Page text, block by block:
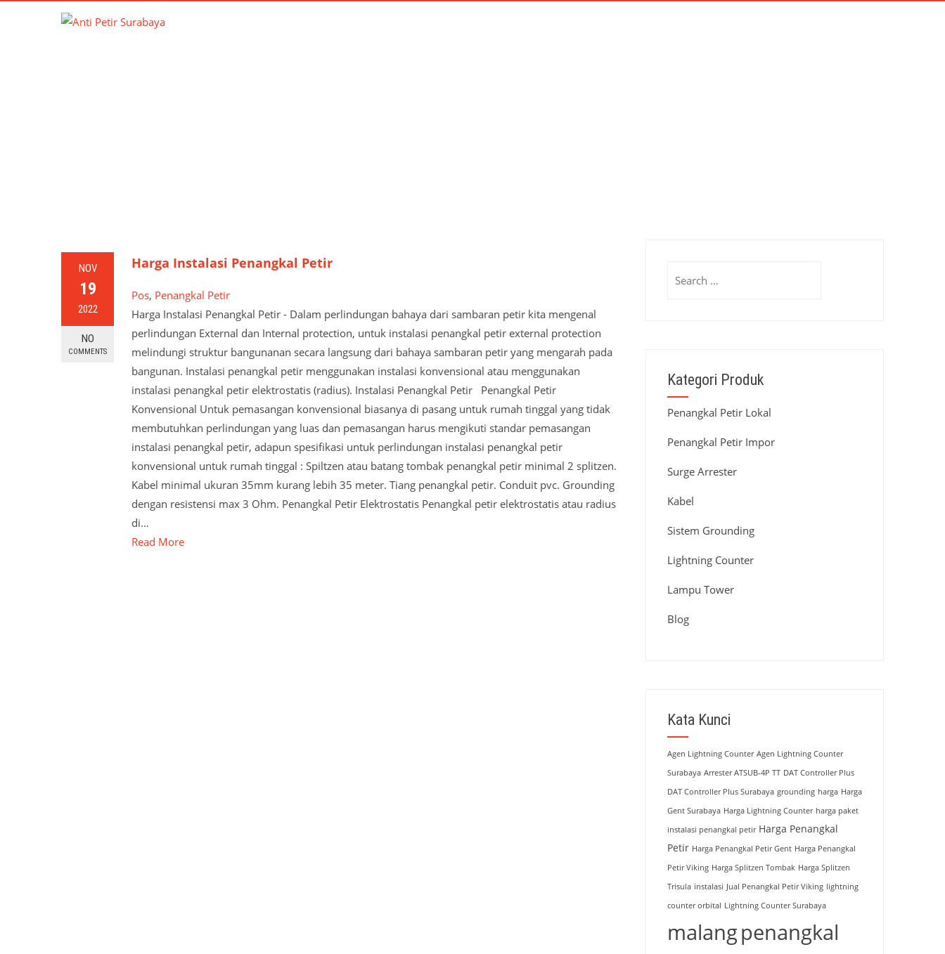
NOV
19
2022
NO
COMMENTS
Harga Instalasi Penangkal Petir
Pos, Penangkal Petir
Harga Instalasi Penangkal Petir - Dalam perlindungan bahaya dari sambaran petir kita mengenal
perlindungan External dan Internal protection, untuk instalasi penangkal petir external protection
melindungi struktur bangunanan secara langsung dari bahaya sambaran petir yang mengarah pada
bangunan. Instalasi penangkal petir menggunakan instalasi konvensional atau menggunakan
instalasi penangkal petir elektrostatis (radius). Instalasi Penangkal Petir Penangkal Petir
Konvensional Untuk pemasangan konvensional biasanya di pasang untuk rumah tinggal yang tidak
membutuhkan perlindungan yang luas dan pemasangan harus mengikuti standar pemasangan
instalasi penangkal petir, adapun spesifikasi untuk perlindungan instalasi penangkal petir
konvensional untuk rumah tinggal : Spiltzen atau batang tombak penangkal petir minimal 2 splitzen.
Kabel minimal ukuran 35mm kurang lebih 35 meter. Tiang penangkal petir. Conduit pvc. Grounding
dengan resistensi max 3 Ohm. Penangkal Petir Elektrostatis Penangkal petir elektrostatis atau radius
di…
Read More
for:
Kategori Produk
Penangkal Petir Lokal
Penangkal Petir Impor
Surge Arrester
Kabel
Sistem Grounding
Lightning Counter
Lampu Tower
Blog
Kata Kunci
Agen Lightning Counter Agen Lightning Counter
Surabaya Arrester ATSUB-4P TT DAT Controller Plus
DAT Controller Plus Surabaya grounding harga Harga
Gent Surabaya Harga Lightning Counter harga paket
instalasi penangkal petir Harga Penangkal
Petir Harga Penangkal Petir Gent Harga Penangkal
Petir Viking Harga Splitzen Tombak Harga Splitzen
Trisula instalasi Jual Penangkal Petir Viking lightning
counter orbital Lightning Counter Surabaya
malangpenangkal